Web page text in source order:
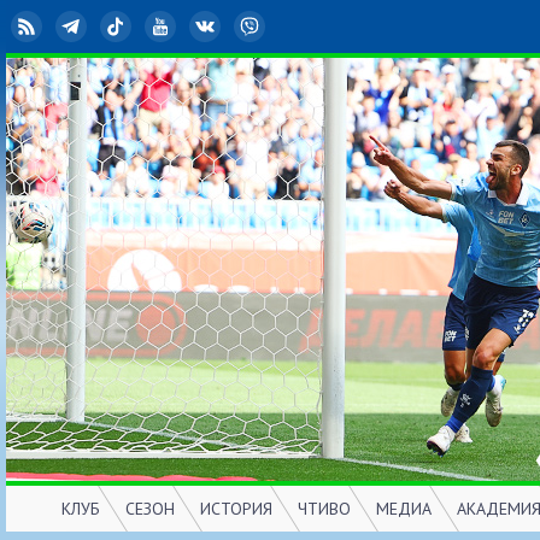
RSS TelegramTikTok YouTubeВКонтакте
КЛУБ
СЕЗОН
ИСТОРИЯ
ЧТИВО
МЕДИА
АКАДЕМИЯ